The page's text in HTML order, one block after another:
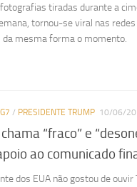
tiradas durante a
tornou-se viral nas
da mesma forma o momento.
G7 / PRESIDENTE TRUMP 10/06/
“fraco” e
ao comunicado
dos EUA não gostou de